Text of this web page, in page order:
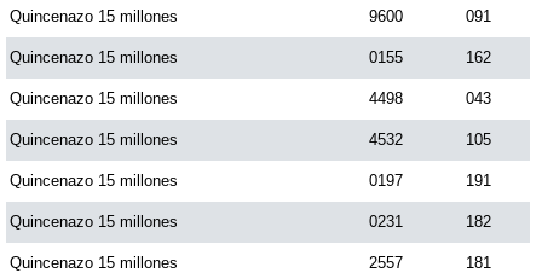
Motilon Noche
Paisita Día
Paisita Noche
Paisita 3
Quincenazo 15 millones 9600 091
Quincenazo 15 millones 0155 162
Quincenazo 15 millones 4498 043
Quincenazo 15 millones 4532 105
Quincenazo 15 millones 0197 191
Quincenazo 15 millones 0231 182
Quincenazo 15 millones 2557 181